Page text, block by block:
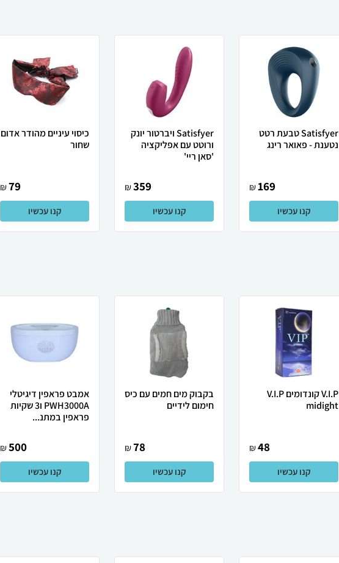
Satisfyer טבעת רטט
נטענת - פאואר רינג
169
₪
קנו עכשיו
Satisfyer ויברטור יונק
ורוטט עם אפליקציה
'סאן ריי'
359
₪
קנו עכשיו
כיסוי עיניים מהודר אדום
שחור
79
₪
קנו עכשיו
V.I.P קונדומים V.I.P
midight
48
₪
קנו עכשיו
בקבוק מים חמים עם כיס
חימום לידיים
78
₪
קנו עכשיו
אמבט פראפין דיגיטלי
PWH3000A ו3 שקיות
פראפין במתנ...
500
₪
קנו עכשיו